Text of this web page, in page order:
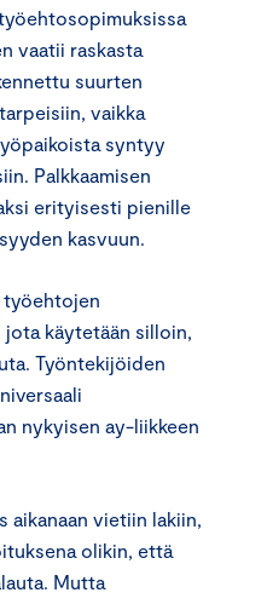
vaatii raskasta
suurten
vaikka
syntyy
Palkkaamisen
erityisesti pienille
kasvuun.
työehtojen
käytetään silloin,
Työntekijöiden
nykyisen ay-liikkeen
aikanaan vietiin lakiin,
olikin, että
Mutta